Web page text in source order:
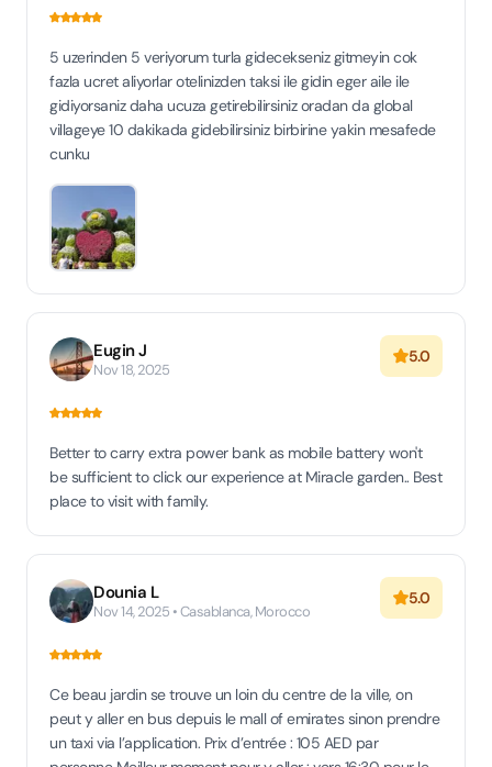
5 uzerinden 5 veriyorum turla gidecekseniz gitmeyin cok
fazla ucret aliyorlar otelinizden taksi ile gidin eger aile ile
gidiyorsaniz daha ucuza getirebilirsiniz oradan da global
villageye 10 dakikada gidebilirsiniz birbirine yakin mesafede
cunku
Eugin J
Nov 18, 2025
5.0
Better to carry extra power bank as mobile battery won't
be sufficient to click our experience at Miracle garden.. Best
place to visit with family.
Dounia L
Nov 14, 2025 • Casablanca, Morocco
5.0
Ce beau jardin se trouve un loin du centre de la ville, on
peut y aller en bus depuis le mall of emirates sinon prendre
un taxi via l’application. Prix d’entrée : 105 AED par